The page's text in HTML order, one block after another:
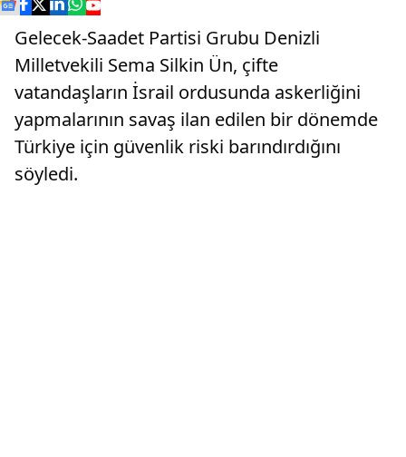
Gelecek-Saadet Partisi Grubu Denizli
Milletvekili Sema Silkin Ün, çifte
vatandaşların İsrail ordusunda askerliğini
yapmalarının savaş ilan edilen bir dönemde
Türkiye için güvenlik riski barındırdığını
söyledi.